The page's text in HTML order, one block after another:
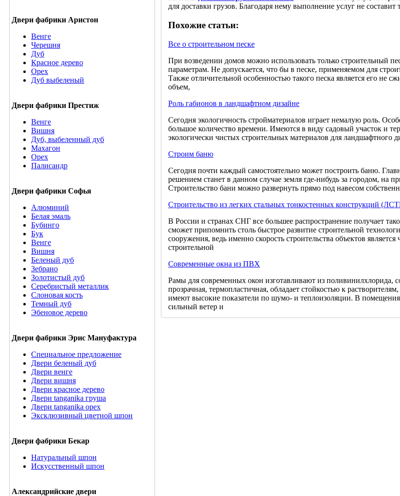
Двери фабрики Аристон
Венге
Черешня
Дуб
Красное дерево
Орех
Дуб выбеленый
Двери фабрики Престиж
Венге
Вишня
Дуб, выбеленный дуб
Махагон
Орех
Палисандр
Двери фабрики Софья
Алюминий
Белая эмаль
Бубинго
Бук
Венге
Вишня
Беленый дуб
Зебрано
Золотистый дуб
Серебристый металлик
Слоновая кость
Темный дуб
Эбеновое дерево
Двери фабрики Эрис Мануфактура
Специальное предложение
Двери беленый дуб
Двери венге
Двери вишня
Двери красное дерево
Двери tanganika груша
Двери tanganika oрех
Эксклюзивный цветной шпон
Двери фабрики Бекар
Натуральный шпон
Искусственный шпон
Александрийские двери
для доставки грузов. Благодаря нему выполнение услуг не
Похожие статьи:
Все о строительном песке
При возведении домов можно использовать только строительный
параметрам. Не допускается, что бы в песке, применяемом для
Также отличительной особенностью такого песка является его не
объем,
Роль габионов в ландшафтном дизайне
Сегодня экологичность стройматериалов играет немалую роль.
большое количество времени. Имеются в виду садовый участок и
экологически чистых строительных материалов для ландшафтного
Строим баню
Сегодня почти каждый самостоятельно может построить баню.
решением станет в данном случае земля где-нибудь за городом, на
Строительство бани можно развернуть прямо под навесом
Строительство из легких стальных тонкостенных конструкций
В России и странах СНГ все большее распространение получает
сможет припомнить столь быстрое развитие строительной
сооружения, ведь именно скорость строительства объектов
строительной
Современные окна из ПВХ
Рамы для современных окон изготавливают из
прозрачная, термопластичная, обладает стойкостью к
имеют высокие показатели по шумо- и теплоизоляции. В
сильный ветер и